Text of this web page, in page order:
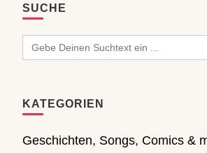
SUCHE
Search
for:
KATEGORIEN
Geschichten, Songs, Comics &